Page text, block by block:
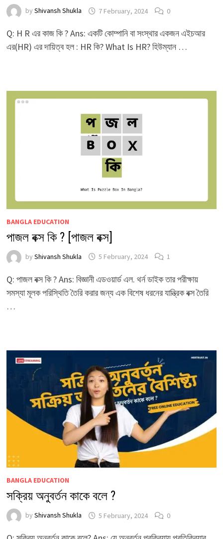
by Shivansh Shukla 7 February, 2024 0
Q: H R এর কাজ কি ? Ans: একটি কোম্পানি বা সংস্থার একজন এইচআর
এর(HR) এর দায়িত্ব হল : HR কি? What Is HR? হিউম্যান …
BANGLA EDUCATION
পাজল বক্স কি ? [পাজল বক্স]
by Shivansh Shukla 5 February, 2024 1
Q: পাজল বক্স কি ? Ans: বিজ্ঞানী এডওয়ার্ড এল. থর্ন ডাইক তার পরীক্ষায়
সমস্যা মূলক পরিস্থিতি তৈরি করার জন্য এক বিশেষ ধরনের যান্ত্রিক বক্স তৈরি
…
BANGLA EDUCATION
সক্রিয় অনুবর্তন কাকে বলে ?
by Shivansh Shukla 5 February, 2024 0